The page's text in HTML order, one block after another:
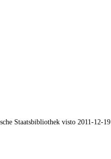
Staatsbibliothek visto 2011-12-19